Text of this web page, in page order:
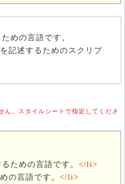
めの言語です。
記述するためのスクリプ
。スタイルシートで指定してくださ
ための言語です。 </li>
の言語です。 </li>